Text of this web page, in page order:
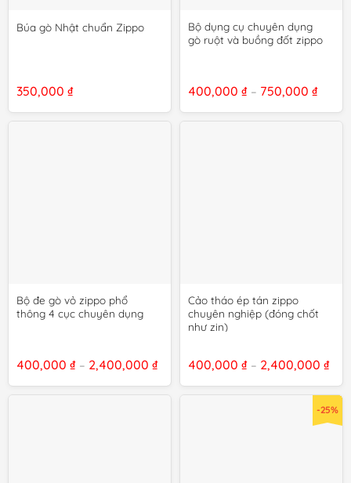
Búa gò Nhật chuẩn Zippo
350,000 ₫
Bộ dụng cụ chuyên dụng
gò ruột và buồng đốt zippo
400,000 ₫ – 750,000 ₫
từ
Bộ đe gò vỏ zippo phổ
thông 4 cục chuyên dụng
400,000 ₫ – 2,400,000 ₫Khoảng
từ
Cảo tháo ép tán zippo
chuyên nghiệp (đóng chốt
như zin)
400,000 ₫ – 2,400,000 ₫
từ
đến
-25%